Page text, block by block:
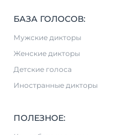
БАЗА ГОЛОСОВ:
Мужские дикторы
Женские дикторы
Детские голоса
Иностранные дикторы
ПОЛЕЗНОЕ: